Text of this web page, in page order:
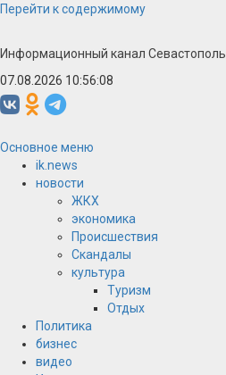
Перейти к содержимому
Информационный канал Севастополь
07.08.2026 10:56:09
Основное меню
ik.news
новости
ЖКХ
экономика
Происшествия
Скандалы
культура
Туризм
Отдых
Политика
бизнес
видео